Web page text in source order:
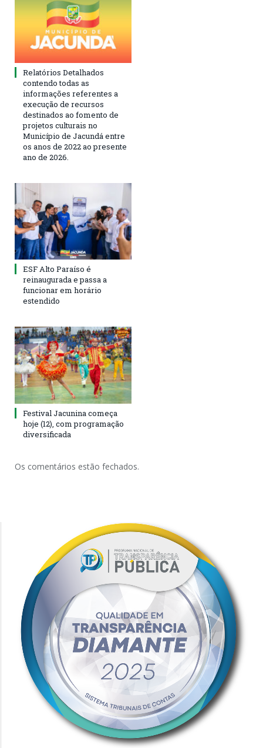
Relatórios Detalhados
contendo todas as
informações referentes a
execução de recursos
destinados ao fomento de
projetos culturais no
Município de Jacundá entre
os anos de 2022 ao presente
ano de 2026.
ESF Alto Paraíso é
reinaugurada e passa a
funcionar em horário
estendido
Festival Jacunina começa
hoje (12), com programação
diversificada
Os comentários estão fechados.